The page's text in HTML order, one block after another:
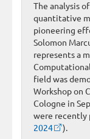
The analysis
quantitative
pioneering
Solomon
represents a
field was
Workshop on
Cologne in
were recently
2024
).